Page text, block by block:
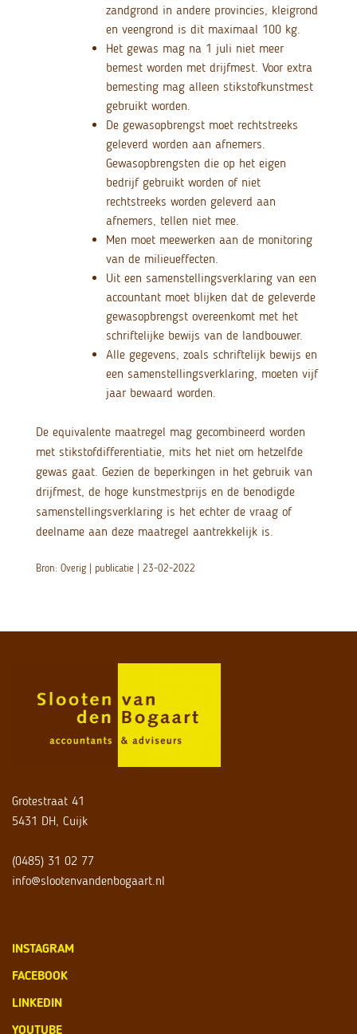
zandgrond in andere provincies, kleigrond
en veengrond is dit maximaal 100 kg.
Het gewas mag na 1 juli niet meer
bemest worden met drijfmest. Voor extra
bemesting mag alleen stikstofkunstmest
gebruikt worden.
De gewasopbrengst moet rechtstreeks
geleverd worden aan afnemers.
Gewasopbrengsten die op het eigen
bedrijf gebruikt worden of niet
rechtstreeks worden geleverd aan
afnemers, tellen niet mee.
Men moet meewerken aan de monitoring
van de milieueffecten.
Uit een samenstellingsverklaring van een
accountant moet blijken dat de geleverde
gewasopbrengst overeenkomt met het
schriftelijke bewijs van de landbouwer.
Alle gegevens, zoals schriftelijk bewijs en
een samenstellingsverklaring, moeten vijf
jaar bewaard worden.
De equivalente maatregel mag gecombineerd worden
met stikstofdifferentiatie, mits het niet om hetzelfde
gewas gaat. Gezien de beperkingen in het gebruik van
drijfmest, de hoge kunstmestprijs en de benodigde
samenstellingsverklaring is het echter de vraag of
deelname aan deze maatregel aantrekkelijk is.
Bron: Overig | publicatie | 23-02-2022
Grotestraat 41
5431 DH, Cuijk
(0485) 31 02 77
info@slootenvandenbogaart.nl
INSTAGRAM
FACEBOOK
LINKEDIN
YOUTUBE